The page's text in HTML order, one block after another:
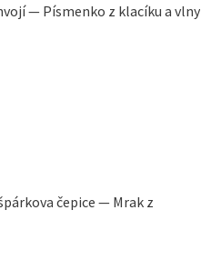
— Písmenko z klacíku a vlny
čepice — Mrak z